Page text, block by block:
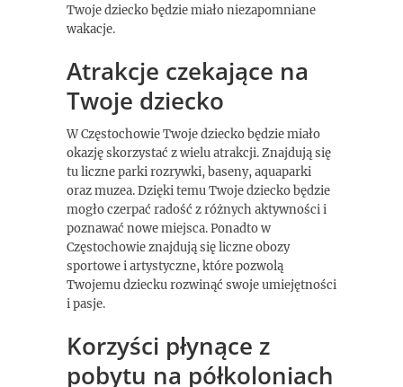
Twoje dziecko będzie miało niezapomniane
wakacje.
Atrakcje czekające na
Twoje dziecko
W Częstochowie Twoje dziecko będzie miało
okazję skorzystać z wielu atrakcji. Znajdują się
tu liczne parki rozrywki, baseny, aquaparki
oraz muzea. Dzięki temu Twoje dziecko będzie
mogło czerpać radość z różnych aktywności i
poznawać nowe miejsca. Ponadto w
Częstochowie znajdują się liczne obozy
sportowe i artystyczne, które pozwolą
Twojemu dziecku rozwinąć swoje umiejętności
i pasje.
Korzyści płynące z
pobytu na półkoloniach